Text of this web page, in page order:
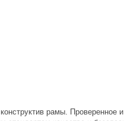
рамы. Проверенное и